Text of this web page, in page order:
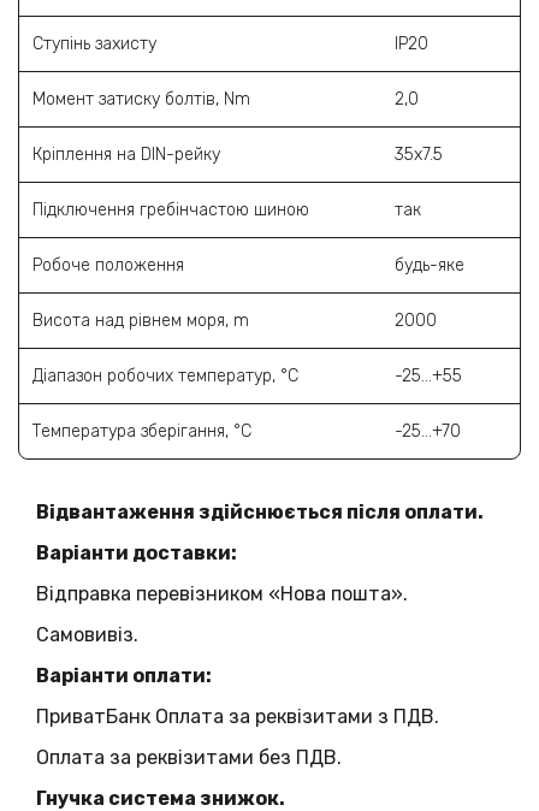
Ступінь захисту ІР20
Момент затиску болтів, Nm 2,0
Кріплення на DIN-рейку 35х7.5
Підключення гребінчастою шиною так
Робоче положення будь-яке
Висота над рівнем моря, m 2000
Діапазон робочих температур, °C -25…+55
Температура зберігання, °C -25…+70
Відвантаження здійснюється після оплати.
Варіанти доставки:
Відправка перевізником «Нова пошта».
Самовивіз.
Варіанти оплати:
ПриватБанк Оплата за реквізитами з ПДВ.
Оплата за реквізитами без ПДВ.
Гнучка система знижок.